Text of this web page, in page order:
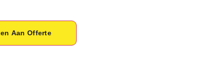
Aan Offerte